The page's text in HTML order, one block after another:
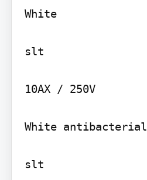
White
slt
10AX / 250V
White antibacterial
slt